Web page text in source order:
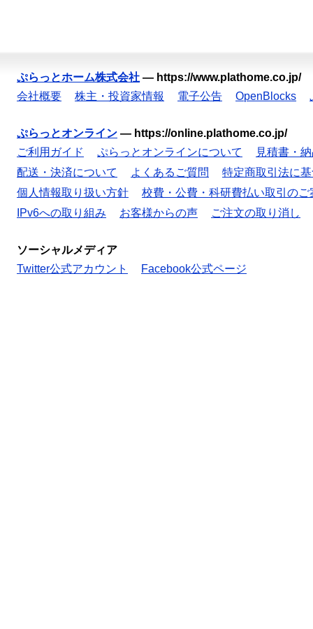
ぷらっとホーム株式会社 — https://www.plathome.co.jp/
会社概要
株主・投資家情報 電子公告 OpenBlocks
ぷらっとオンライン — https://online.plathome.co.jp/
ご利用ガイド
ぷらっとオンラインについて
見積書・
配送・決済について
よくあるご質問
特定商取引法に
個人情報取り扱い方針
校費・公費・科研費払い取引のご
IPv6への取り組み
お客様からの声 ご注文の取り消し
ソーシャルメディア
Twitter公式アカウント
Facebook公式ページ